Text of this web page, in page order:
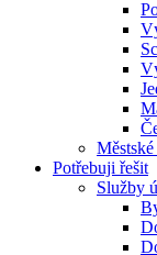
Městské
Potřebuji řešit
Služby